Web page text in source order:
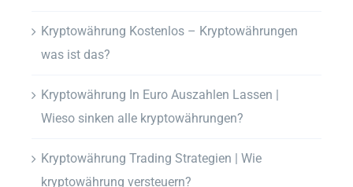
Kryptowährung Kostenlos – Kryptowährungen
was ist das?
Kryptowährung In Euro Auszahlen Lassen |
Wieso sinken alle kryptowährungen?
Kryptowährung Trading Strategien | Wie
kryptowährung versteuern?